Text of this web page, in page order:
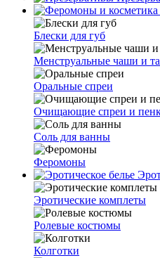
Блески для губ
Менструальные чаши и
Оральные спреи
Очищающие спреи и
Соль для ванны
Феромоны
Эротические комплеты
Ролевые костюмы
Колготки